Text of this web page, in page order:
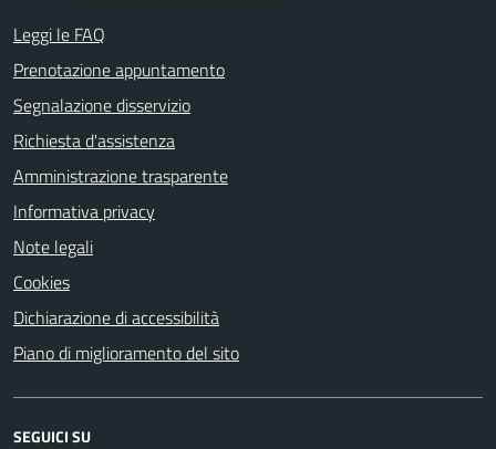
Leggi le FAQ
Prenotazione appuntamento
Segnalazione disservizio
Richiesta d'assistenza
Amministrazione trasparente
Informativa privacy
Note legali
Cookies
Dichiarazione di accessibilità
Piano di miglioramento del sito
SEGUICI SU